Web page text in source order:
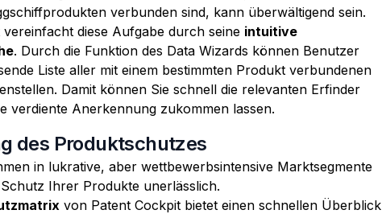
verbunden sind, kann überwältigend sein.
vereinfacht diese Aufgabe durch seine intuitive
. Durch die Funktion des Data Wizards können Benutzer
Liste aller mit einem bestimmten Produkt verbundenen
Damit können Sie schnell die relevanten Erfinder
verdiente Anerkennung zukommen lassen.
des Produktschutzes
in lukrative, aber wettbewerbsintensive Marktsegmente
Ihrer Produkte unerlässlich.
von Patent Cockpit bietet einen schnellen Überblick